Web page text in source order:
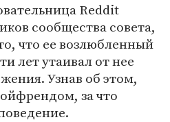
Reddit
сообщества совета,
что ее возлюбленный
лет утаивал от нее
Узнав об этом,
за что